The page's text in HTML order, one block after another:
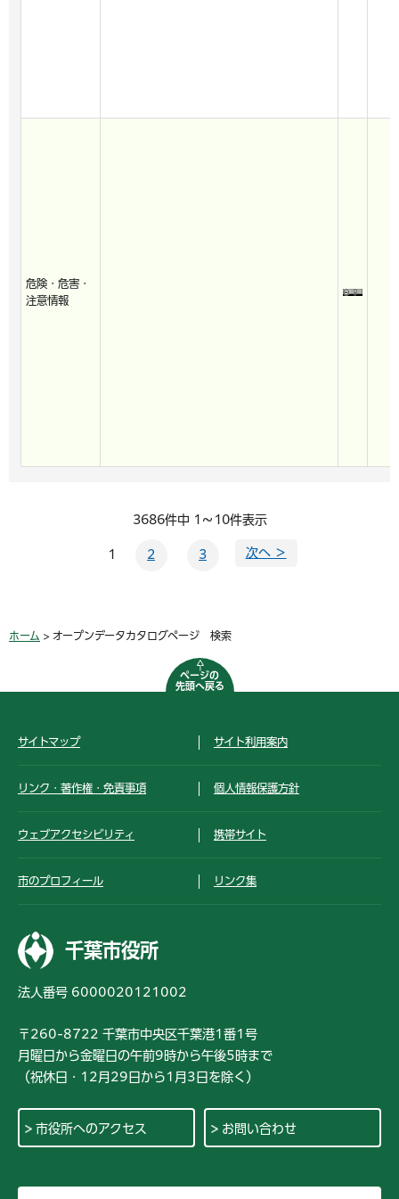
危険・危害・
注意情報
3686件中 1～10件表示
1 2 3 次へ ＞
ホーム > オープンデータカタログページ 検索
ページの
先頭へ戻る
サイトマップ サイト利用案内
リンク・著作権・免責事項 個人情報保護方針
ウェブアクセシビリティ 携帯サイト
市のプロフィール リンク集
千葉市役所
法人番号 6000020121002
〒260-8722 千葉市中央区千葉港1番1号
月曜日から金曜日の午前9時から午後5時まで
（祝休日・12月29日から1月3日を除く）
市役所へのアクセス お問い合わせ